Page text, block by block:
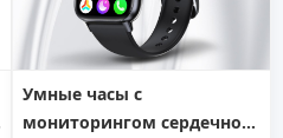
Умные часы с
мониторингом сердечного